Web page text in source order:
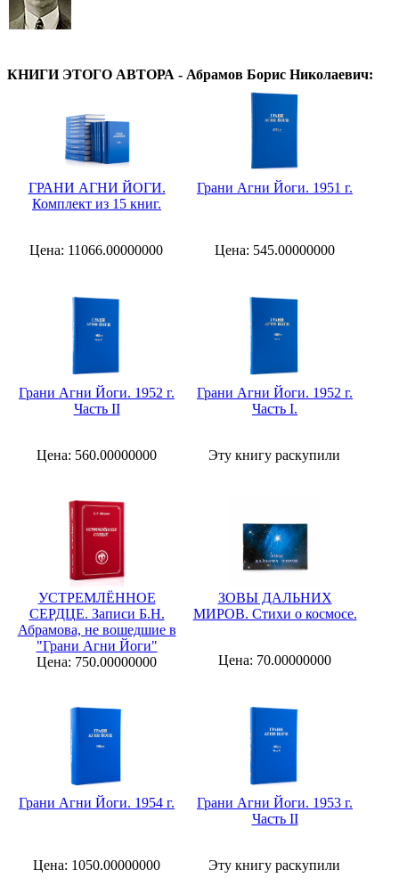
КНИГИ ЭТОГО АВТОРА - Абрамов Борис Николаевич:
ГРАНИ АГНИ ЙОГИ.
Комплект из 15 книг.
Цена: 11066.00000000
Грани Агни Йоги. 1951 г.
Цена: 545.00000000
Грани Агни Йоги. 1952 г.
Часть II
Цена: 560.00000000
Грани Агни Йоги. 1952 г.
Часть I.
Эту книгу раскупили
УСТРЕМЛЁННОЕ
СЕРДЦЕ. Записи Б.Н.
Абрамова, не вошедшие в
"Грани Агни Йоги"
Цена: 750.00000000
ЗОВЫ ДАЛЬНИХ
МИРОВ. Стихи о космосе.
Цена: 70.00000000
Грани Агни Йоги. 1954 г.
Цена: 1050.00000000
Грани Агни Йоги. 1953 г.
Часть II
Эту книгу раскупили